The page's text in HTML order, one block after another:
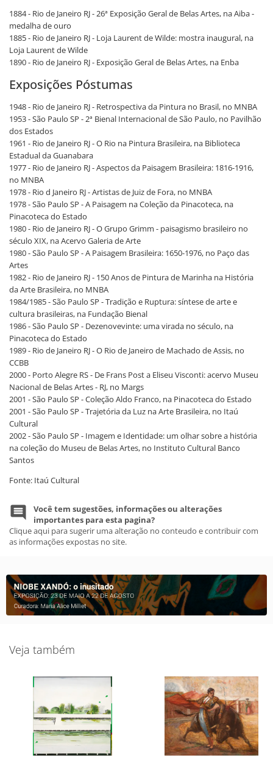
1884 - Rio de Janeiro RJ - 26ª Exposição Geral de Belas Artes, na Aiba -
medalha de ouro
1885 - Rio de Janeiro RJ - Loja Laurent de Wilde: mostra inaugural, na
Loja Laurent de Wilde
1890 - Rio de Janeiro RJ - Exposição Geral de Belas Artes, na Enba
Exposições Póstumas
1948 - Rio de Janeiro RJ - Retrospectiva da Pintura no Brasil, no MNBA
1953 - São Paulo SP - 2ª Bienal Internacional de São Paulo, no Pavilhão
dos Estados
1961 - Rio de Janeiro RJ - O Rio na Pintura Brasileira, na Biblioteca
Estadual da Guanabara
1977 - Rio de Janeiro RJ - Aspectos da Paisagem Brasileira: 1816-1916,
no MNBA
1978 - Rio d Janeiro RJ - Artistas de Juiz de Fora, no MNBA
1978 - São Paulo SP - A Paisagem na Coleção da Pinacoteca, na
Pinacoteca do Estado
1980 - Rio de Janeiro RJ - O Grupo Grimm - paisagismo brasileiro no
século XIX, na Acervo Galeria de Arte
1980 - São Paulo SP - A Paisagem Brasileira: 1650-1976, no Paço das
Artes
1982 - Rio de Janeiro RJ - 150 Anos de Pintura de Marinha na História
da Arte Brasileira, no MNBA
1984/1985 - São Paulo SP - Tradição e Ruptura: síntese de arte e
cultura brasileiras, na Fundação Bienal
1986 - São Paulo SP - Dezenovevinte: uma virada no século, na
Pinacoteca do Estado
1989 - Rio de Janeiro RJ - O Rio de Janeiro de Machado de Assis, no
CCBB
2000 - Porto Alegre RS - De Frans Post a Eliseu Visconti: acervo Museu
Nacional de Belas Artes - RJ, no Margs
2001 - São Paulo SP - Coleção Aldo Franco, na Pinacoteca do Estado
2001 - São Paulo SP - Trajetória da Luz na Arte Brasileira, no Itaú
Cultural
2002 - São Paulo SP - Imagem e Identidade: um olhar sobre a história
na coleção do Museu de Belas Artes, no Instituto Cultural Banco
Santos
Fonte: Itaú Cultural
Você tem sugestões, informações ou alterações
importantes para esta pagina?
Clique aqui para sugerir uma alteração no conteudo e contribuir com
as informações expostas no site.
Veja também